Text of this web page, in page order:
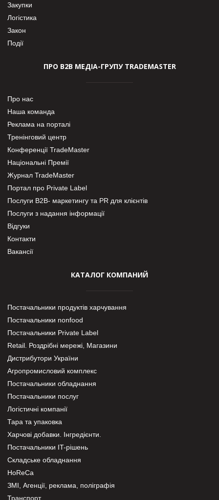
Закупки
Логістика
Закон
Події
ПРО В2В МЕДІА-ГРУПУ TRADEMASTER
Про нас
Наша команда
Реклама на порталі
Тренінговий центр
Конференції TradeMaster
Національні Премії
Журнал TradeMaster
Портал про Private Label
Послуги В2В- маркетингу та PR для клієнтів
Послуги з надання інформації
Відгуки
Контакти
Вакансії
КАТАЛОГ КОМПАНИЙ
Постачальники продуктів харчування
Постачальники nonfood
Постачальники Private Label
Retail. Роздрібні мережі, Магазини
Дистрибутори України
Агропромисловий комплекс
Постачальники обладнання
Постачальники послуг
Логістичні компанії
Тара та упаковка
Харчові добавки. Інгредієнти.
Постачальники IT-рішень
Складське обладнання
HoReCa
ЗМІ, Агенції, реклама, поліграфія
Транспорт